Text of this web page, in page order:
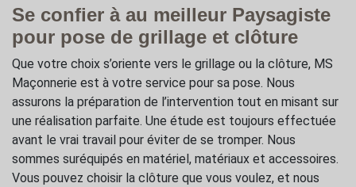
Se confier à au meilleur Paysagiste
pour pose de grillage et clôture
Que votre choix s’oriente vers le grillage ou la clôture, MS
Maçonnerie est à votre service pour sa pose. Nous
assurons la préparation de l’intervention tout en misant sur
une réalisation parfaite. Une étude est toujours effectuée
avant le vrai travail pour éviter de se tromper. Nous
sommes suréquipés en matériel, matériaux et accessoires.
Vous pouvez choisir la clôture que vous voulez, et nous